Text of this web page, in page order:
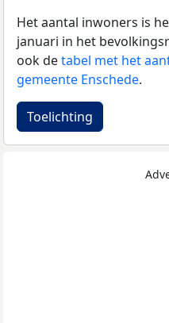
Het aantal inwoners is
januari in het
ook detabel met het
gemeente Enschede.
Toelichting